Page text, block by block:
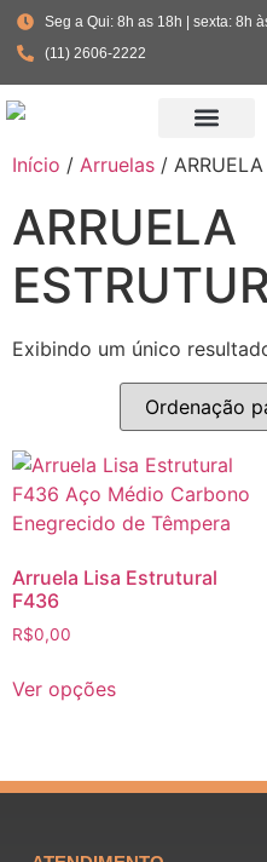
Seg a Qui: 8h as 18h | sexta: 8h
(11) 2606-2222
Início / Arruelas /
ARRUELA
Exibindo um único
Arruela Lisa Estrutural
F436
R$0,00
Ver opções